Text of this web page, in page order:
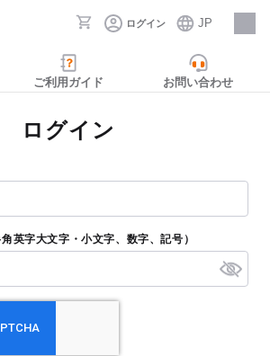
ログイン JP
採用情報
ご利用ガイド お問い合わせ
ログイン
英字大文字・小文字、数字、記号）